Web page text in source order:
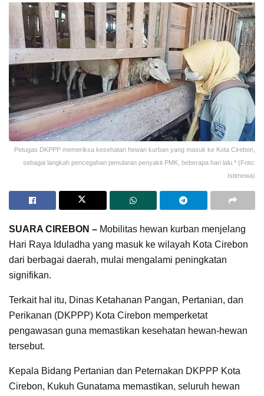
Petugas DKPPP memeriksa kesehatan hewan kurban yang masuk ke Kota Cirebon,
sebagai langkah pencegahan penularan penyakit PMK, beberapa hari lalu.* (Foto:
Istimewa)
SUARA CIREBON – Mobilitas hewan kurban menjelang
Hari Raya Iduladha yang masuk ke wilayah Kota Cirebon
dari berbagai daerah, mulai mengalami peningkatan
signifikan.
Terkait hal itu, Dinas Ketahanan Pangan, Pertanian, dan
Perikanan (DKPPP) Kota Cirebon memperketat
pengawasan guna memastikan kesehatan hewan-hewan
tersebut.
Kepala Bidang Pertanian dan Peternakan DKPPP Kota
Cirebon, Kukuh Gunatama memastikan, seluruh hewan